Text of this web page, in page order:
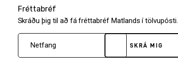
Fréttabréf
Skráðu þig til að fá fréttabréf Matlands í tölvupósti.
SKRÁ MIG